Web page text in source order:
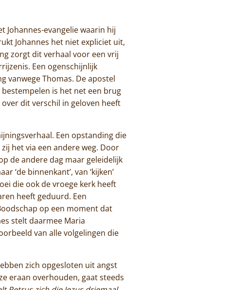
Johannes-evangelie waarin hij
Johannes het niet expliciet uit,
zorgt dit verhaal voor een vrij
Een ogenschijnlijk
vanwege Thomas. De apostel
is het net een brug
dit verschil in geloven heeft
Een opstanding die
het via een andere weg. Door
de andere dag maar geleidelijk
‘de binnenkant’, van ‘kijken’
die ook de vroege kerk heeft
heeft geduurd. Een
op een moment dat
stelt daarmee Maria
van alle volgelingen die
zich opgesloten uit angst
eraan overhouden, gaat steeds